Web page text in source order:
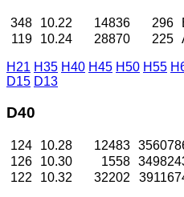
348 10.22 14836 296
119
10.24 28870 225
H21 H35 H40 H45 H50 H55
D15 D13
D40
124 10.28 12483
126
10.30 1558
122
10.32 32202